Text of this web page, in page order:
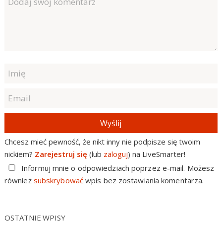
Wyślij
Chcesz mieć pewność, że nikt inny nie podpisze się twoim
nickiem? Zarejestruj się (lub zaloguj) na LiveSmarter!
Informuj mnie o odpowiedziach poprzez e-mail. Możesz
również subskrybowaćwpis bez zostawiania komentarza.
OSTATNIE WPISY